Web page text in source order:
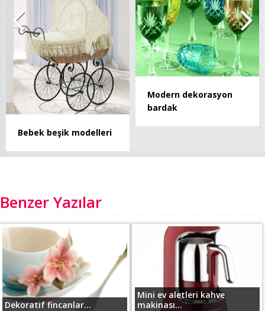
Bebek beşik modelleri
Modern dekorasyon
bardak
Benzer Yazılar
Dekoratif fincanlar...
Mini ev aletleri kahve
makinası...